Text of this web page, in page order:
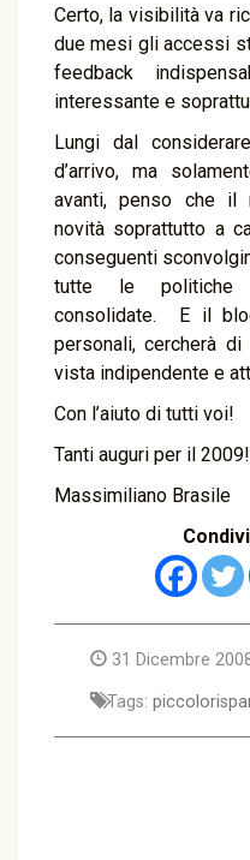
Certo, la visibilità va
due mesi gli accessi
feedback
interessante e
Lungi dal
d’arrivo, ma
avanti, penso che il
novità soprattutto a
conseguenti
tutte le politiche
consolidate. E il
personali, cercherà
vista indipendente e
Con l’aiuto di tutti voi!
Tanti auguri per il 2009!
Massimiliano Brasile
31 Dicembre
Tags: